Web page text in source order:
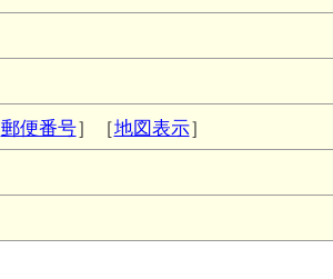
郵便番号］［地図表示］